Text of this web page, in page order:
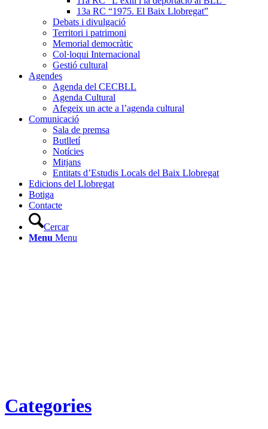
13a RC “1975. El Baix Llobregat”
Debats i divulgació
Territori i patrimoni
Memorial democràtic
Col·loqui Internacional
Gestió cultural
Agendes
Agenda del CECBLL
Agenda Cultural
Afegeix un acte a l’agenda cultural
Comunicació
Sala de premsa
Butlletí
Notícies
Mitjans
Entitats d’Estudis Locals del Baix Llobregat
Edicions del Llobregat
Botiga
Contacte
Cercar
Menu Menu
Categories